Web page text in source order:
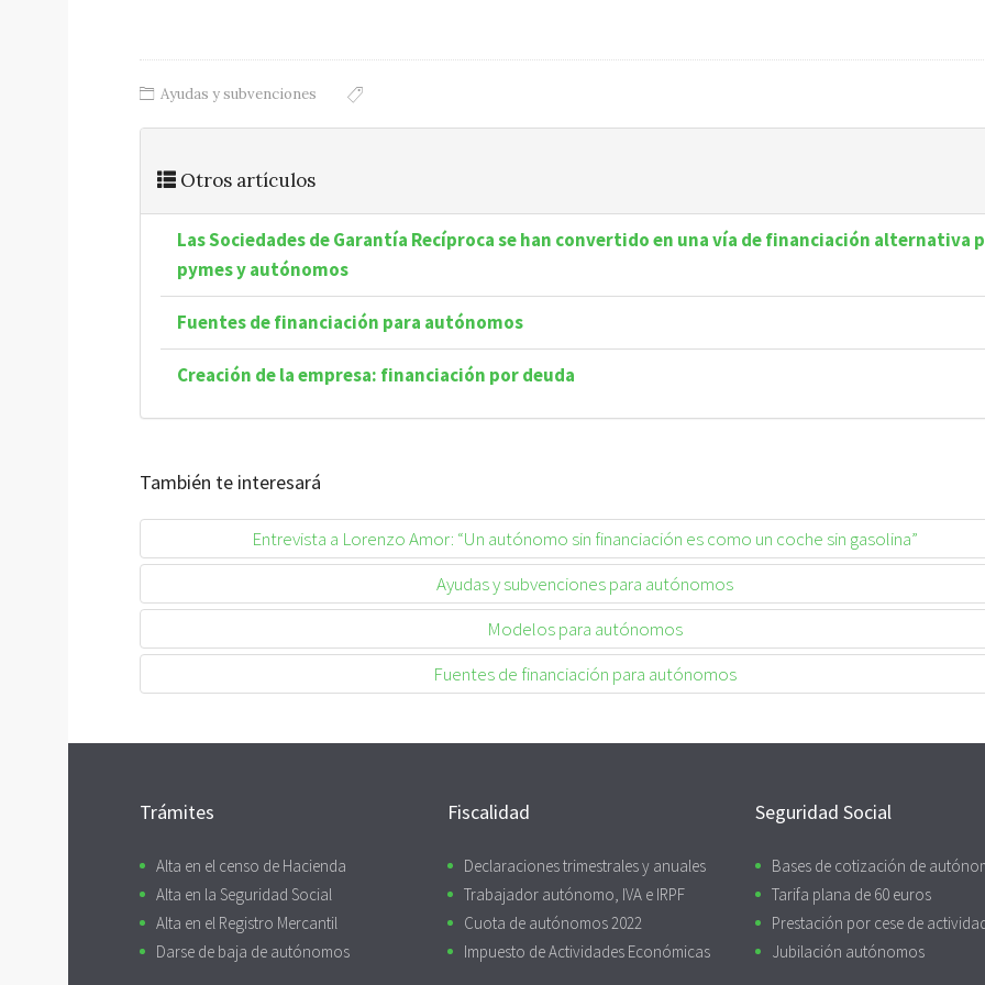
Ayudas y subvenciones
Otros artículos
Las Sociedades de Garantía Recíproca se han convertido en una vía de financiación alternativa
pymes y autónomos
Fuentes de financiación para autónomos
Creación de la empresa: financiación por deuda
También te interesará
Entrevista a Lorenzo Amor: “Un autónomo sin financiación es como un coche sin gasolina”
Ayudas y subvenciones para autónomos
Modelos para autónomos
Fuentes de financiación para autónomos
Trámites
Alta en el censo de Hacienda
Alta en la Seguridad Social
Alta en el Registro Mercantil
Darse de baja de autónomos
Fiscalidad
Declaraciones trimestrales y anuales
Trabajador autónomo, IVA e IRPF
Cuota de autónomos 2022
Impuesto de Actividades Económicas
Seguridad Social
Bases de cotización de
Tarifa plana de 60 euros
Prestación por cese de
Jubilación autónomos